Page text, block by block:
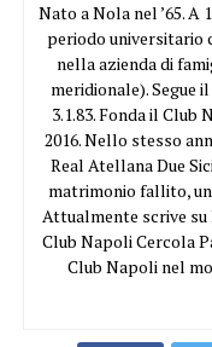
Nato a Nola nel ’65. A
periodo universitario
nella azienda di
meridionale). Segue
3.1.83. Fonda il Club
2016. Nello stesso
Real Atellana Due
matrimonio fallito,
Attualmente scrive
Club Napoli Cercola
Club Napoli nel